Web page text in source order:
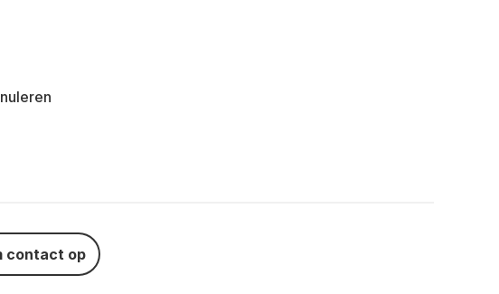
contact op